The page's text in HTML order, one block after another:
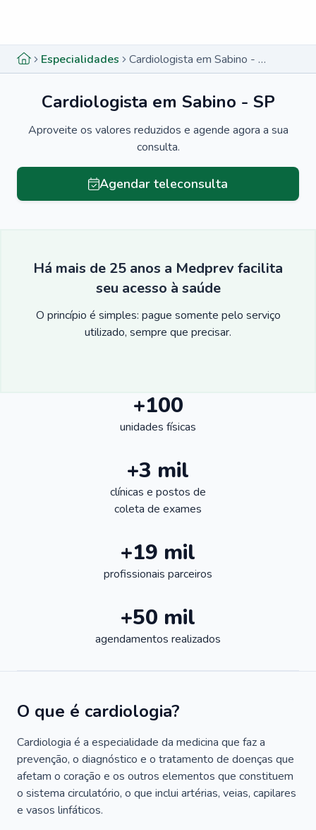
Especialidades Cardiologista em Sabino - SP
Cardiologista em Sabino - SP
Aproveite os valores reduzidos e agende agora a sua
consulta.
Agendar teleconsulta
Há mais de 25 anos a Medprev facilita
seu acesso à saúde
O princípio é simples: pague somente pelo serviço
utilizado, sempre que precisar.
+100
unidades físicas
+3 mil
clínicas e postos de
coleta de exames
+19 mil
profissionais parceiros
+50 mil
agendamentos realizados
O que é cardiologia?
Cardiologia é a especialidade da medicina que faz a
prevenção, o diagnóstico e o tratamento de doenças que
afetam o coração e os outros elementos que constituem
o sistema circulatório, o que inclui artérias, veias, capilares
e vasos linfáticos.